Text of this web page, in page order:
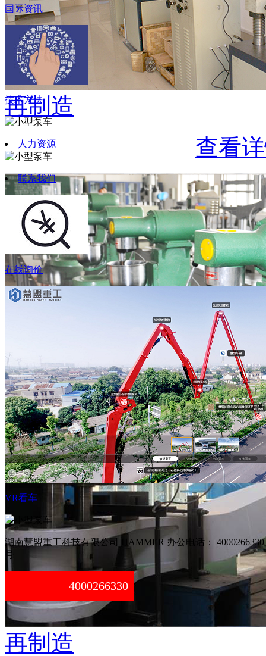
国际资讯
技术方法
人力资源
联系我们
在线询价
VR看车
湖南慧盟重工科技有限公司 HAMMER 办公电话：
号
4000266330
再制造
查看
再制造
查看
再制造